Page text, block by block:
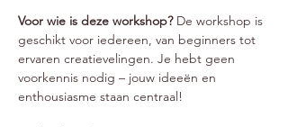
Voor wie is deze workshop? De workshop is
geschikt voor iedereen, van beginners tot
ervaren creatievelingen. Je hebt geen
voorkennis nodig – jouw ideeën en
enthousiasme staan centraal!